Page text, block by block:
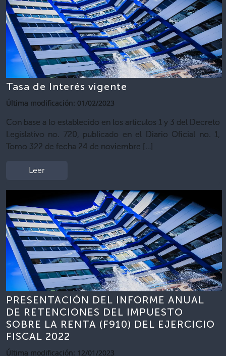
Tasa de Interés vigente
Última modificación: 01/02/2023
Con base a lo establecido en los artículos 1 y 3 del Decreto
Legislativo no. 720, publicado en el Diario Oficial no. 1,
Tomo 322 de fecha 24 de noviembre […]
Leer
PRESENTACIÓN DEL INFORME ANUAL
DE RETENCIONES DEL IMPUESTO
SOBRE LA RENTA (F910) DEL EJERCICIO
FISCAL 2022
Última modificación: 12/01/2023